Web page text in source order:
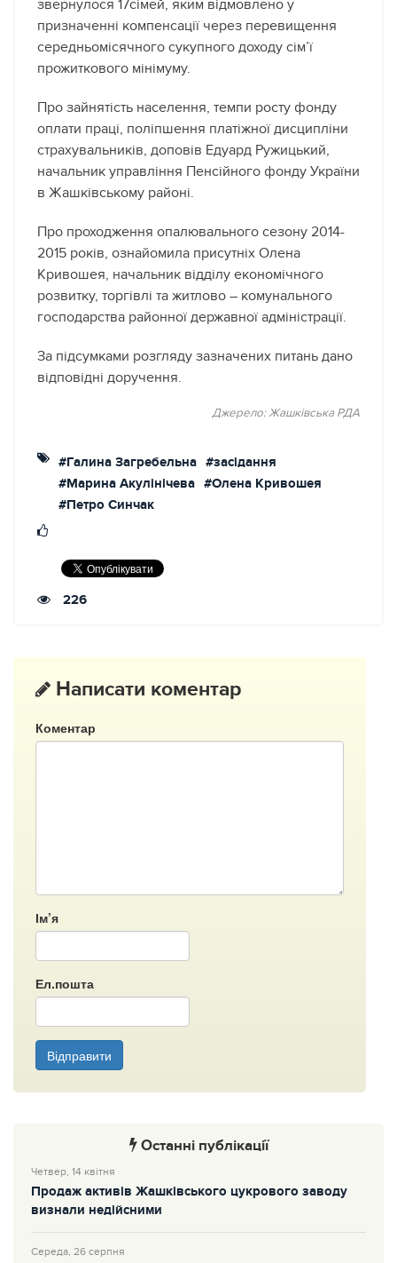
звернулося 17сімей, яким відмовлено у
призначенні компенсації через перевищення
середньомісячного сукупного доходу сім’ї
прожиткового мінімуму.
Про зайнятість населення, темпи росту фонду
оплати праці, поліпшення платіжної дисципліни
страхувальників, доповів Едуард Ружицький,
начальник управління Пенсійного фонду України
в Жашківському районі.
Про проходження опалювального сезону 2014-
2015 років, ознайомила присутніх Олена
Кривошея, начальник відділу економічного
розвитку, торгівлі та житлово – комунального
господарства районної державної адміністрації.
За підсумками розгляду зазначених питань дано
відповідні доручення.
Джерело: Жашківська РДА
#Галина Загребельна #засідання
#Марина Акулінічева #Олена Кривошея
#Петро Синчак
226
Написати коментар
Коментар
Ім’я
Ел.пошта
Відправити
Останні публікації
Четвер, 14 квітня
Продаж активів Жашківського цукрового заводу
визнали недійсними
Середа, 26 серпня